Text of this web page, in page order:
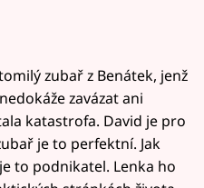
zubař z Benátek, jenž
zavázat ani
katastrofa. David je pro
je to perfektní. Jak
to podnikatel. Lenka ho